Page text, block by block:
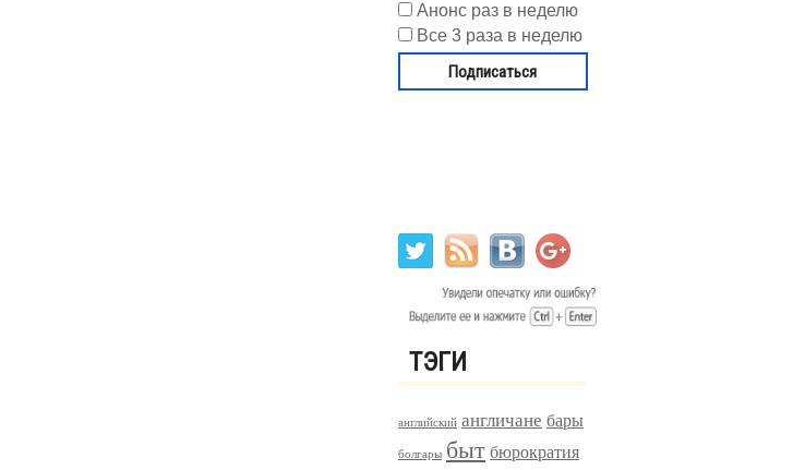
Анонс раз в неделю
Все 3 раза в неделю
ТЭГИ
английский англичане бары
болгары бытбюрократия